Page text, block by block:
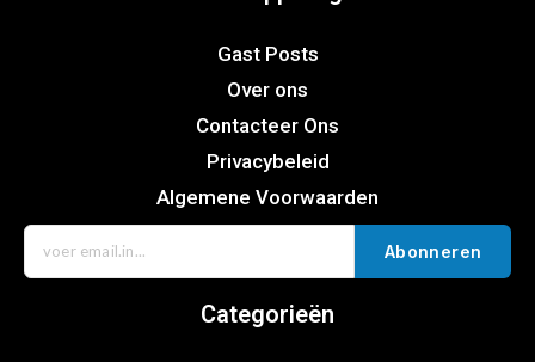
Gast Posts
Over ons
Contacteer Ons
Privacybeleid
Algemene Voorwaarden
Abonneren
Categorieën